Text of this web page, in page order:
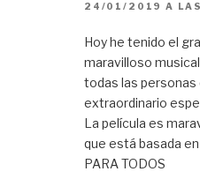
24/01/2019 A
Hoy he tenido el
maravilloso
todas las personas
extraordinario
La película es
que está basada
PARA TODOS